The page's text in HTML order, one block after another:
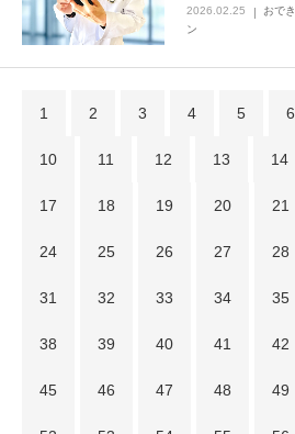
2026.02.25 おで
ン
1 2 3 4 5 6
10 11 12 13 14
17 18 19 20 21
24 25 26 27 28
31 32 33 34 35
38 39 40 41 42
45 46 47 48 49